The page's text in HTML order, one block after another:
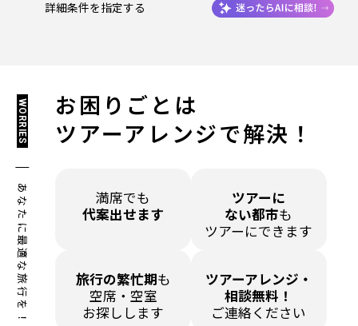
詳細条件を指定する
お困りごとは
ツアーアレンジで解決！
WORRIES
あなたに最適な旅行を！
満席でも
代案出せます
ツアーに
ない都市も
ツアーにできます
旅行の繁忙期 も
空席・空室
お探しします
ツアーアレンジ・
相談無料！
ご連絡ください